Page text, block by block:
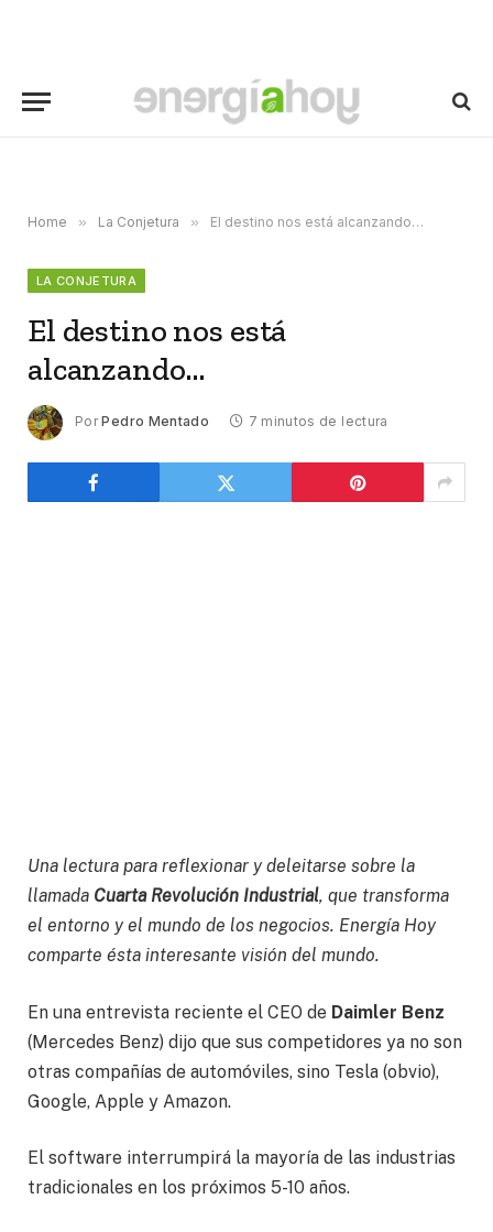
Home » La Conjetura » El destino nos está alcanzando…
LA CONJETURA
El destino nos está
alcanzando…
Por Pedro Mentado 7 minutos de lectura
Una lectura para reflexionar y deleitarse sobre la
llamada Cuarta Revolución Industrial, que transforma
el entorno y el mundo de los negocios. Energía Hoy
comparte ésta interesante visión del mundo.
En una entrevista reciente el CEO de Daimler Benz
(Mercedes Benz) dijo que sus competidores ya no son
otras compañías de automóviles, sino Tesla (obvio),
Google, Apple y Amazon.
El software interrumpirá la mayoría de las industrias
tradicionales en los próximos 5-10 años.